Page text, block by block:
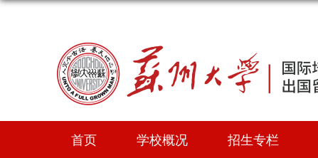
首页 学校概况 招生专栏